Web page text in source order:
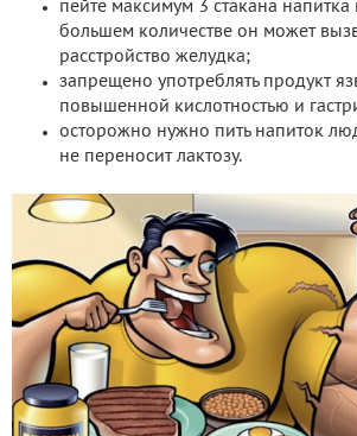
пейте максимум 3 стакана напитка
большем количестве он может
расстройство желудка;
запрещено употреблять продукт
повышенной кислотностью и
осторожно нужно пить напиток
не переносит лактозу.